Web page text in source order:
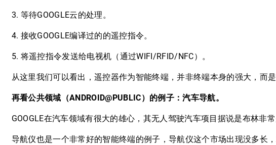
3. 等待GOOGLE云的处理。
4. 接收GOOGLE编译过的的遥控指令。
5. 将遥控指令发送给电视机（通过WIFI/RFID/NFC）。
从这里我们可以看出，遥控器作为智能终端，并非终端本身的强大，而是
再看公共领域（ANDROID@PUBLIC）的例子：汽车导航。
GOOGLE在汽车领域有很大的雄心，其无人驾驶汽车项目据说是布林非常
导航仪也是一个非常好的智能终端的例子，导航仪这个市场出现没多长，